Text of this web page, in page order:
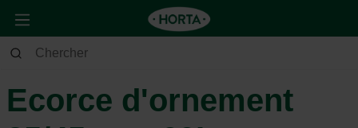
Jardin Jardin d’ornement
Ecorce d'ornement